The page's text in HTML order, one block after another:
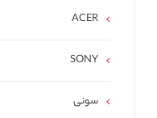
ACER
SONY
سونی